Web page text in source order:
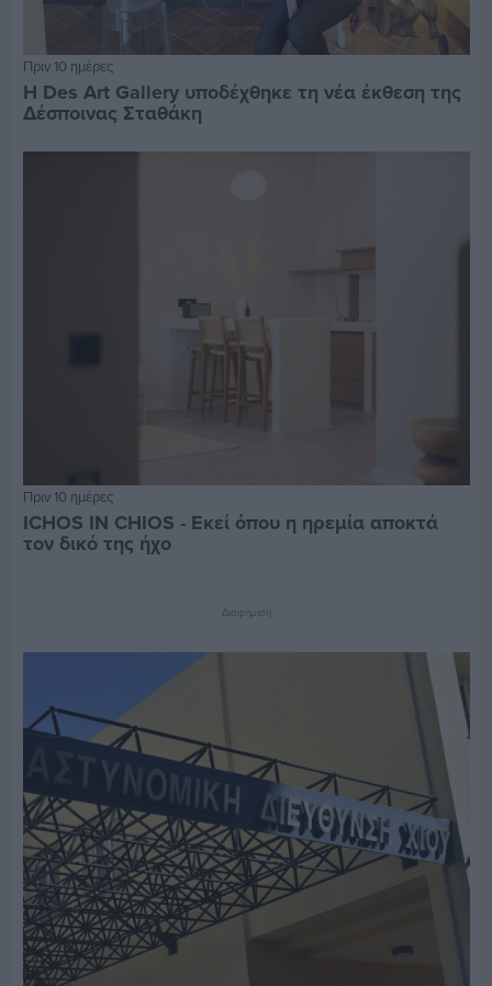
Πριν 10 ημέρες
Η Des Art Gallery υποδέχθηκε τη νέα έκθεση της
Δέσποινας Σταθάκη
Πριν 10 ημέρες
ICHOS IN CHIOS - Εκεί όπου η ηρεμία αποκτά
τον δικό της ήχο
Διαφήμιση